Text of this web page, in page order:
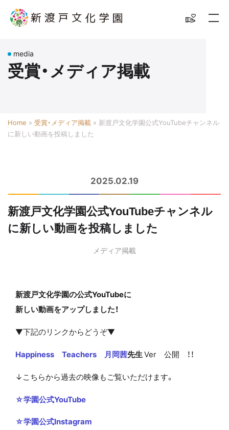
media
受賞・メディア掲載
Home » 受賞・メディア掲載 » 新渡戸文化学園公式YouTubeチャンネル
に新しい動画を投稿しました
2025.02.19
新渡戸文化学園公式YouTubeチャンネル
に新しい動画を投稿しました
メディア掲載
新渡戸文化学園の公式YouTubeに
新しい動画をアップしました！
▼下記のリンクからどうぞ▼
Happiness Teachers 月岡茜先生Ver 公開 ！！
↓こちらから過去の映像もご覧いただけます。
☆学園公式YouTube
☆学園公式Instagram